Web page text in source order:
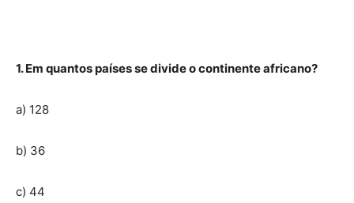
1. Em quantos países se divide o continente africano?
a) 128
b) 36
c) 44